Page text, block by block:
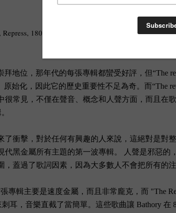
180 gram
地位，那年代的每張專輯都蠻受好評，但
原始化，因此它的歷史重要性不足為奇。而“The
常見，不僅在聲音、概念和人聲方面，而且在
衝擊，對於任何有興趣的人來說，這絕對是
黑金屬所有主題的第一波專輯。 人聲是邪惡
蓋過了歌詞因素，因為大多數人不會把所有的
專輯主要是速度金屬，而且非常龐克，而 "The
耳，音樂直截了當簡單。這些歌曲讓 Bathory